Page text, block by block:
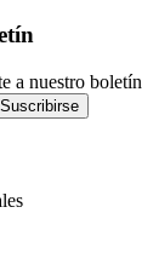
a nuestro boletín
Suscribirse